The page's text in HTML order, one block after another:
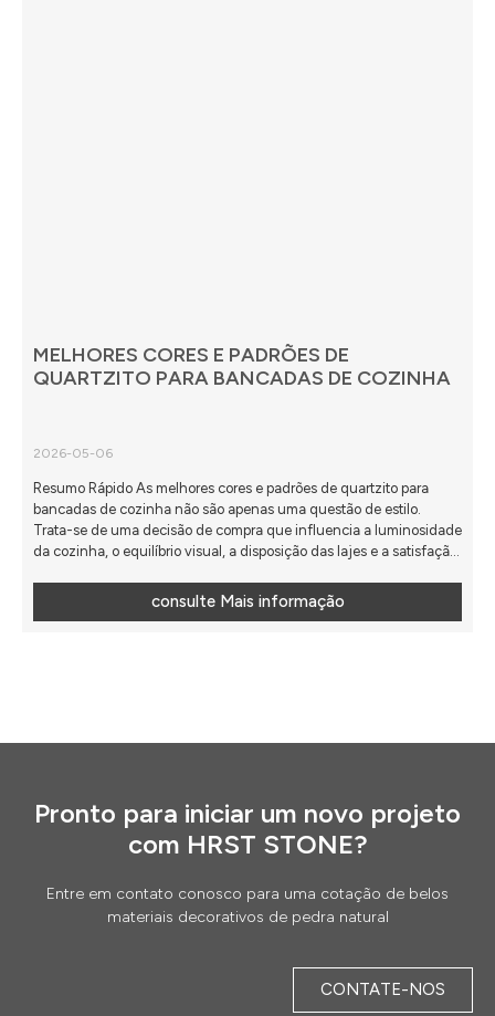
MELHORES CORES E PADRÕES DE
QUARTZITO PARA BANCADAS DE COZINHA
2026-05-06
Resumo Rápido As melhores cores e padrões de quartzito para
bancadas de cozinha não são apenas uma questão de estilo.
Trata-se de uma decisão de compra que influencia a luminosidade
da cozinha, o equilíbrio visual, a disposição das lajes e a satisfação
neutros suaves e quentes, tonalidades claras e refletivas ou um
consulte Mais informação
Pronto para iniciar um novo projeto
com HRST STONE?
Entre em contato conosco para uma cotação de belos
materiais decorativos de pedra natural
CONTATE-NOS